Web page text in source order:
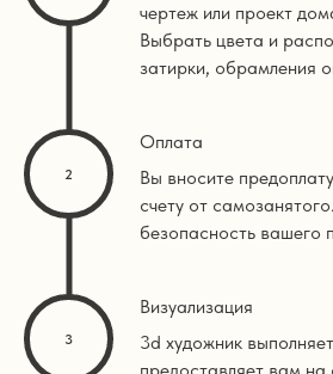
чертеж или проект
Выбрать цвета и
затирки, обрамления
Оплата
Вы вносите
счету от
безопасность вашего
Визуализация
3d художник